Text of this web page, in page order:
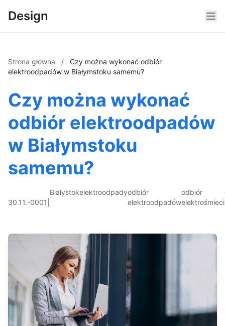
Design
Strona główna /
Czy można wykonać odbiór
elektroodpadów w Białymstoku samemu?
Czy można wykonać
odbiór elektroodpadów
w Białymstoku
samemu?
30.11.-0001
Białystokelektroodpadyodbiór
elektroodpadów
odbiór
elektrośmieci